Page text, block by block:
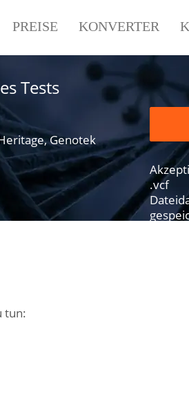
PREISE KONVERTER
Tests
Genotek
.vcf
tun: